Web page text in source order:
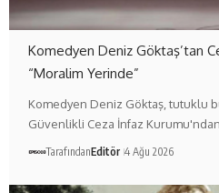
Komedyen Deniz Göktaş’tan
“Moralim Yerinde”
Komedyen Deniz Göktaş, tutuklu
Güvenlikli Ceza İnfaz
TarafındanEditör 4 Ağu 2026